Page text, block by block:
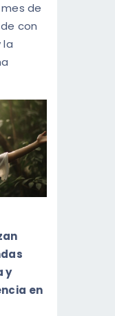
de
con
la
y
en